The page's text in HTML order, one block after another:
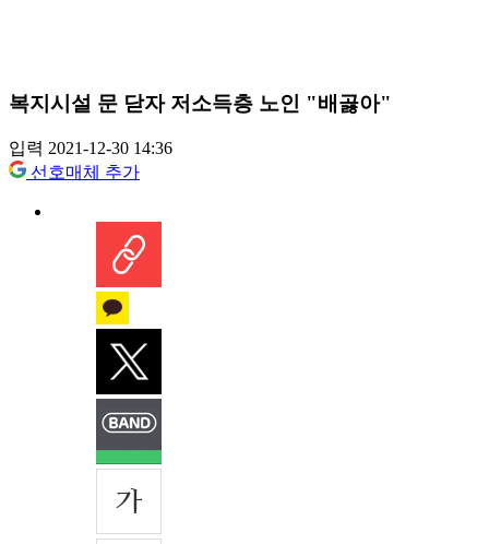
복지시설 문 닫자 저소득층 노인 "배곯아"
입력 2021-12-30 14:36
선호매체 추가